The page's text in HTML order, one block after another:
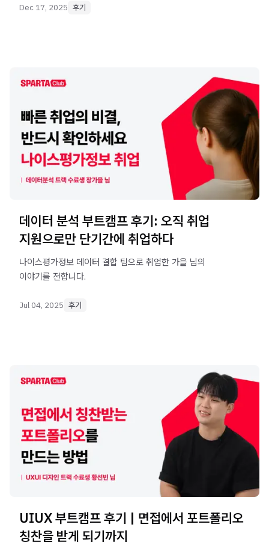
Dec 17, 2025 후기
데이터 분석 부트캠프 후기: 오직 취업
지원으로만 단기간에 취업하다
나이스평가정보 데이터 결합 팀으로 취업한 가을 님의
이야기를 전합니다.
Jul 04, 2025 후기
UIUX 부트캠프 후기 | 면접에서 포트폴리오
칭찬을 받게 되기까지